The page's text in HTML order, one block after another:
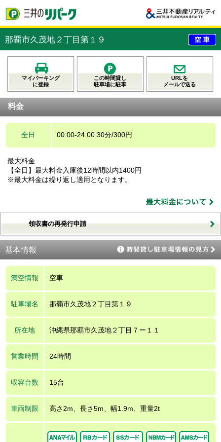
那覇市久茂地２丁目第１９
マイパーキング
に登録
この時間貸し
駐車場に駐車
URLを
メールで送る
料金
全日 00:00-24:00 30分/300円
最大料金
【全日】最大料金入庫後12時間以内1400円
※最大料金は繰り返し適用となります。
領収書の再発行申請
基本情報
満空情報 空車
駐車場名 那覇市久茂地２丁目第１９
所在地 沖縄県那覇市久茂地２丁目７ー１１
営業時間 24時間
収容台数 15台
車両制限 高さ2m、長さ5m、幅1.9m、重量2t